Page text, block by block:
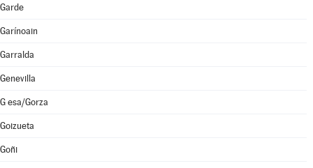
Garde
Garínoain
Garralda
Genevilla
G esa/Gorza
Goizueta
Goñi